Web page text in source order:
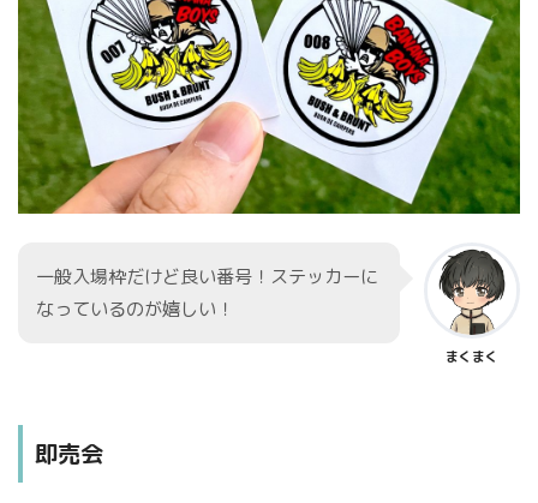
一般入場枠だけど良い番号！ステッカーに
なっているのが嬉しい！
まくまく
即売会